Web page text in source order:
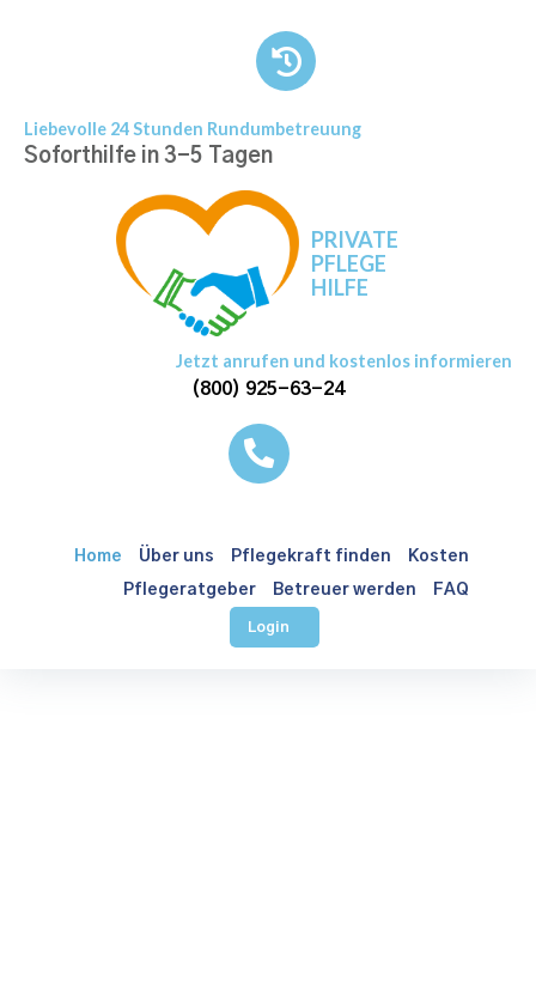
Liebevolle 24 Stunden Rundumbetreuung
Soforthilfe in 3-5 Tagen
PRIVATE
PFLEGE
HILFE
Jetzt anrufen und kostenlos informieren
(800) 925-63-24
Home Über uns Pflegekraft finden
Kosten
Pflegeratgeber
Betreuer werden FAQ
Login